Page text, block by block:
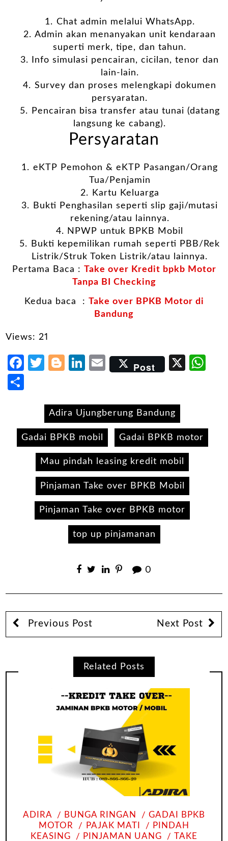
⁠Chat admin melalui WhatsApp.
Admin akan menanyakan unit kendaraan
superti merk, tipe, dan tahun.
Info simulasi pencairan, cicilan, tenor dan
lain-lain.
⁠Survey dan proses melengkapi dokumen
persyaratan.
⁠Pencairan bisa transfer atau tunai (datang
langsung ke cabang).
Persyaratan
⁠eKTP Pemohon & eKTP Pasangan/Orang
Tua/Penjamin
⁠Kartu Keluarga
⁠Bukti Penghasilan seperti slip gaji/mutasi
rekening/atau lainnya.
NPWP untuk BPKB Mobil
⁠Bukti kepemilikan rumah seperti PBB/Rek
Listrik/Struk Token Listrik/atau lainnya.
Pertama Baca : Take over Kredit bpkb Motor
Tanpa BI Checking
Kedua baca :
Take over BPKB Motor di
Bandung
Views: 21
Facebook
Twitter
Blogger
LinkedIn
Email
Post X
Adira Ujungberung Bandung
Gadai BPKB mobil Gadai BPKB motor
Mau pindah leasing kredit mobil
Pinjaman Take over BPKB Mobil
Pinjaman Take over BPKB motor
top up pinjamanan
0
Previous Post Next Post
Related Posts
ADIRA BUNGA RINGAN
GADAI BPKB
MOTOR
PAJAK MATI
PINDAH
KEASING
PINJAMAN UANG
TAKE